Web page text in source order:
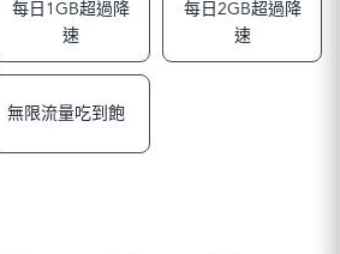
每日1GB超過降
速
每日2GB超過降
速
無限流量吃到飽